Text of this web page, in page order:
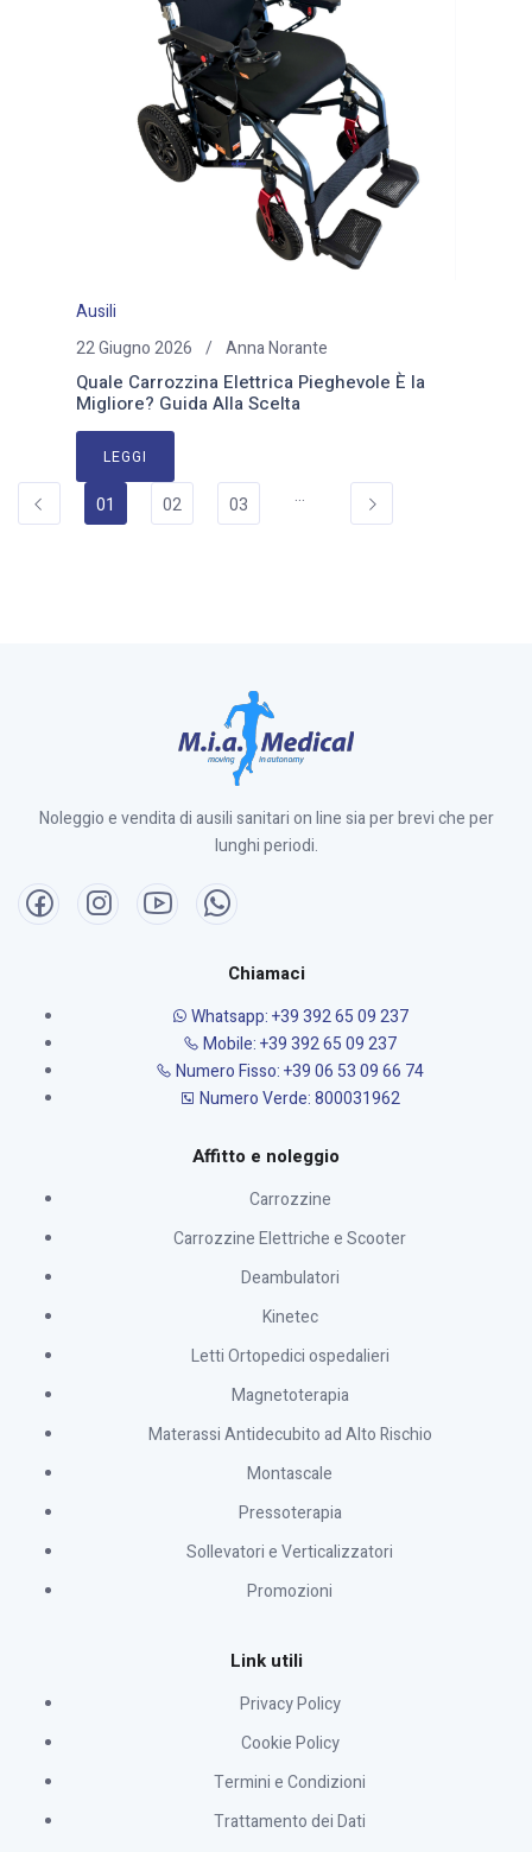
Ausili
22 Giugno 2026
Anna Norante
Quale Carrozzina Elettrica Pieghevole È la
Migliore? Guida Alla Scelta
LEGGI
01 02 03 …
Noleggio e vendita di ausili sanitari on line sia per brevi che per
lunghi periodi.
Chiamaci
Whatsapp: +39 392 65 09 237
Mobile: +39 392 65 09 237
Numero Fisso: +39 06 53 09 66 74
Numero Verde: 800031962
Affitto e noleggio
Carrozzine
Carrozzine Elettriche e Scooter
Deambulatori
Kinetec
Letti Ortopedici ospedalieri
Magnetoterapia
Materassi Antidecubito ad Alto Rischio
Montascale
Pressoterapia
Sollevatori e Verticalizzatori
Promozioni
Link utili
Privacy Policy
Cookie Policy
Termini e Condizioni
Trattamento dei Dati